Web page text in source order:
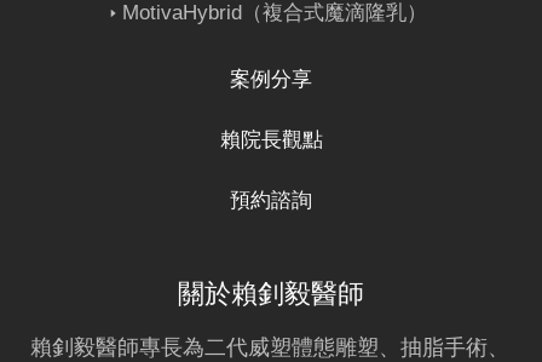
MotivaHybrid（複合式魔滴隆乳）
案例分享
賴院長觀點
預約諮詢
關於賴釗毅醫師
賴釗毅醫師專長為二代威塑體態雕塑、 抽脂手術、